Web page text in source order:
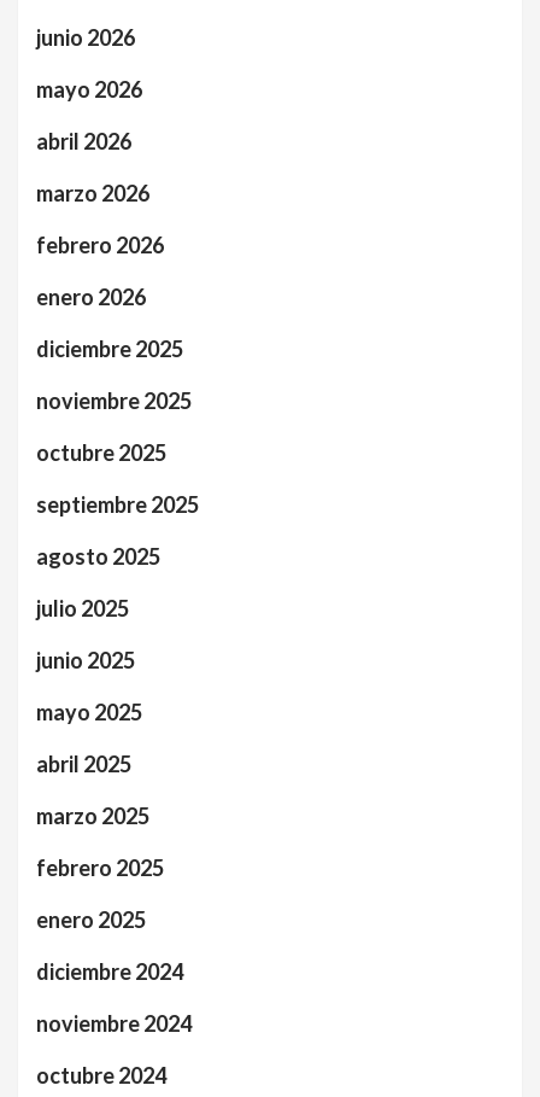
junio 2026
mayo 2026
abril 2026
marzo 2026
febrero 2026
enero 2026
diciembre 2025
noviembre 2025
octubre 2025
septiembre 2025
agosto 2025
julio 2025
junio 2025
mayo 2025
abril 2025
marzo 2025
febrero 2025
enero 2025
diciembre 2024
noviembre 2024
octubre 2024